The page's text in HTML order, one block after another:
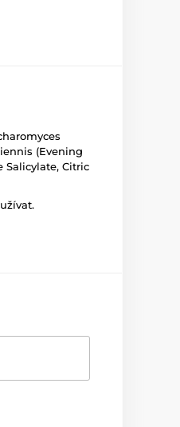
(Evening
Salicylate, Citric